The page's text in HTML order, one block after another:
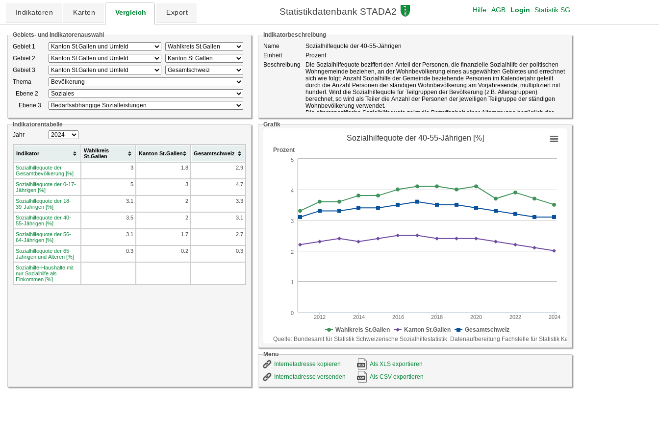
Indikatoren Karten Vergleich Export Statistikdatenbank STADA2 Login Statistik SG
AGB
Hilfe
Gebiets- und Indikatorenauswahl
Gebiet 1
Gebiet 2
Gebiet 3
Thema
Ebene 2
Ebene 3
Indikatorentabelle
Jahr
Indikator
Wahlkreis
St.Gallen
Kanton St.Gallen Gesamtschweiz
Sozialhilfequote der
Gesamtbevölkerung [%]
3 1.8 2.9
Sozialhilfequote der 0-17-
Jährigen [%]
5 3 4.7
Sozialhilfequote der 18-
39-Jährigen [%]
3.1 2 3.3
Sozialhilfequote der 40-
55-Jährigen [%]
3.5 2 3.1
Sozialhilfequote der 56-
64-Jährigen [%]
3.1 1.7 2.7
Sozialhilfequote der 65-
Jährigen und Älteren [%]
0.3 0.2 0.3
Sozialhilfe-Haushalte mit
nur Sozialhilfe als
Einkommen [%]
Indikatorbeschreibung
Name
Sozialhilfequote der 40-55-Jährigen
Einheit
Prozent
Beschreibung
Die Sozialhilfequote beziffert den Anteil der Personen, die finanzielle Sozialhilfe der politischen
Wohngemeinde beziehen, an der Wohnbevölkerung eines ausgewählten Gebietes und errechnet
sich wie folgt: Anzahl Sozialhilfe der Gemeinde beziehende Personen im Kalenderjahr geteilt
durch die Anzahl Personen der ständigen Wohnbevölkerung am Vorjahresende, multipliziert mit
hundert. Wird die Sozialhilfequote für Teilgruppen der Bevölkerung (z.B. Altersgruppen)
berechnet, so wird als Teiler die Anzahl der Personen der jeweiligen Teilgruppe der ständigen
Wohnbevölkerung verwendet.
Die altersspezifische Sozialhilfequote zeigt die Betroffenheit einer Altersgruppe bezüglich der
bekämpften Armut.
Bundesamt für Statistik Schweizerische Sozialhilfestatistik, Datenaufbereitung Fachstelle für
Grafik
Menu
Internetadresse kopieren
Als XLS exportieren
Internetadresse versenden
Als CSV exportieren